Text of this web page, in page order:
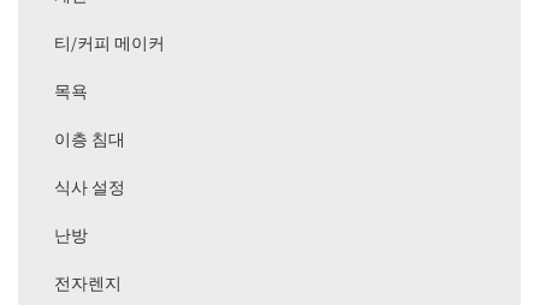
티/커피 메이커
목욕
이층 침대
식사 설정
난방
전자렌지